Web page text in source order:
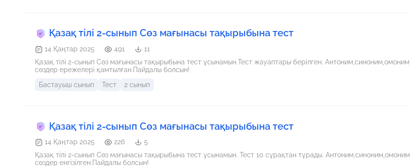
Қазақ тілі 2-сынып Сөз мағынасы тақырыбына тест
14 Қаңтар 2025 491
11
Қазақ тілі 2-сынып Сөз мағынасы тақырыбына тест ұсынамын.Тест жауаптары берілген. Антоним,синоним,омоним
сөздер ережелері қамтылған.Пайдалы болсын!
Бастауыш сынып
Тест 2 сынып
Қазақ тілі 2-сынып Сөз мағынасы тақырыбына тест
14 Қаңтар 2025 226
5
Қазақ тілі 2-сынып Сөз мағынасы тақырыбына тест ұсынамын. Тест 10 сұрақтан тұрады. Антоним,синоним,омоним
сөздер енгізілген.Пайдалы болсын!